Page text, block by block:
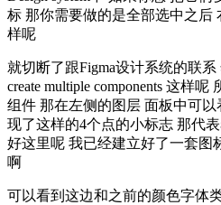
标 那你需要做的是全部选中之后
样呢
就切断了跟Figma设计系统的联
create multiple components 这样
组件 那在左侧的图层 面板中可
现了这样的4个点的小标志 那代
好这里呢 我已经建立好了一套图
啊
可以看到这边和之前的颜色字体